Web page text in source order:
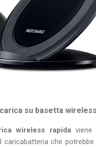
su basetta
wireless rapidaviene
caricabatteria che